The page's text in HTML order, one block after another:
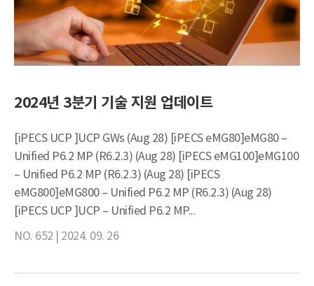
2024년 3분기 기술 지원 업데이트
[iPECS UCP ]UCP GWs (Aug 28) [iPECS eMG80]eMG80 –
Unified P6.2 MP (R6.2.3) (Aug 28) [iPECS eMG100]eMG100
– Unified P6.2 MP (R6.2.3) (Aug 28) [iPECS
eMG800]eMG800 – Unified P6.2 MP (R6.2.3) (Aug 28)
[iPECS UCP ]UCP – Unified P6.2 MP...
NO. 652 | 2024. 09. 26